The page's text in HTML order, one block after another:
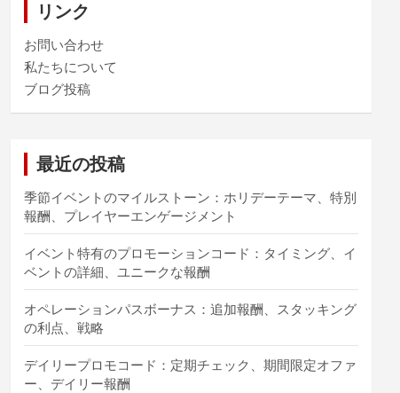
リンク
お問い合わせ
私たちについて
ブログ投稿
最近の投稿
季節イベントのマイルストーン：ホリデーテーマ、特別
報酬、プレイヤーエンゲージメント
イベント特有のプロモーションコード：タイミング、イ
ベントの詳細、ユニークな報酬
オペレーションパスボーナス：追加報酬、スタッキング
の利点、戦略
デイリープロモコード：定期チェック、期間限定オファ
ー、デイリー報酬